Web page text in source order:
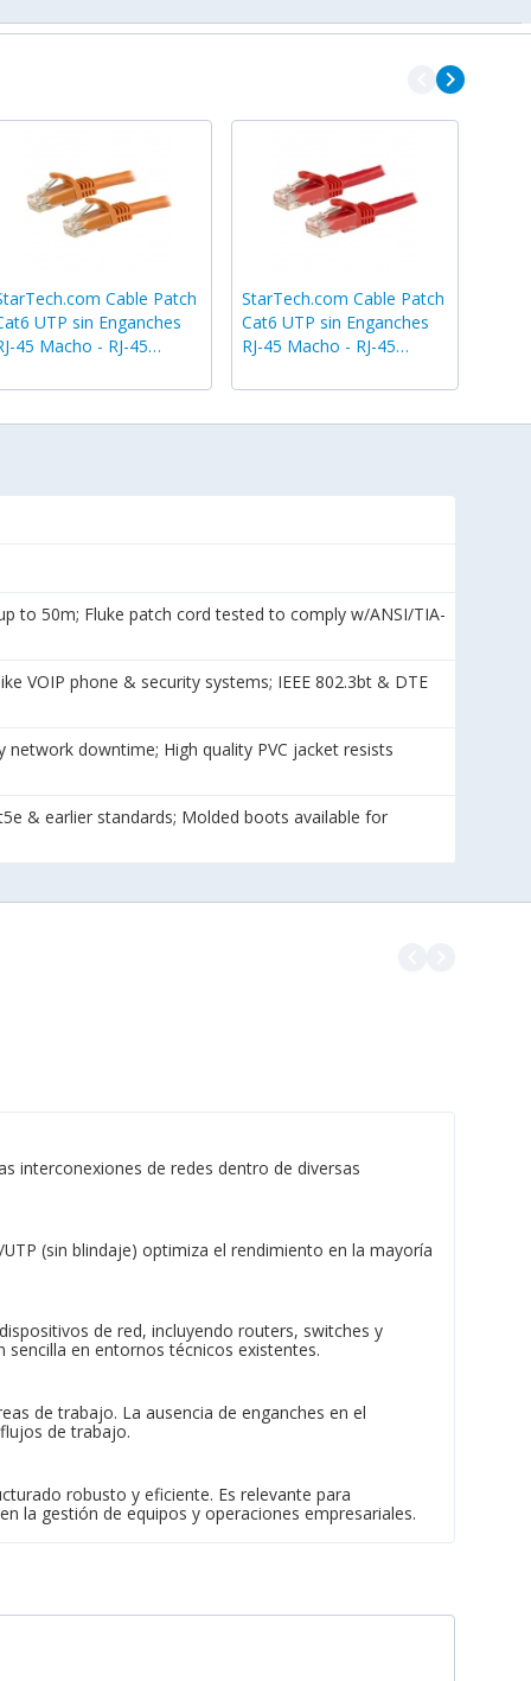
navigate_beforenavigate_next
Cable Patch
UTP sin Enganches
45 Macho - RJ-45
StarTech.com Cable Patch
Cat6 UTP sin Enganches
RJ-45 Macho - RJ-45
to 50m; Fluke patch cord tested to comply w/ANSI/TIA-
VOIP phone & security systems; IEEE 802.3bt & DTE
downtime; High quality PVC jacket resists
& earlier standards; Molded boots available for
interconexiones de redes dentro de diversas
(sin blindaje) optimiza el rendimiento en la mayoría
de red, incluyendo routers, switches y
en entornos técnicos existentes.
de trabajo. La ausencia de enganches en el
de trabajo.
robusto y eficiente. Es relevante para
la gestión de equipos y operaciones empresariales.